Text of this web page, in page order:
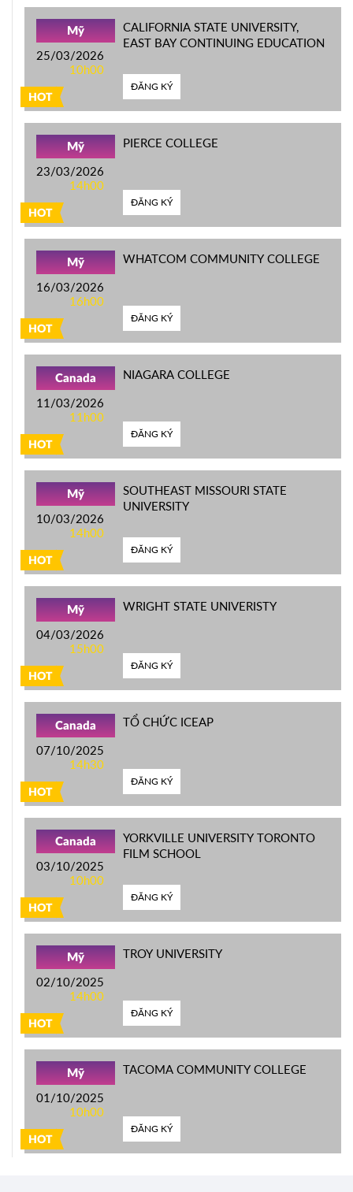
HOT
Mỹ
25/03/2026
10h00
CALIFORNIA STATE UNIVERSITY,
EAST BAY CONTINUING EDUCATION
ĐĂNG KÝ
HOT
Mỹ
23/03/2026
14h00
PIERCE COLLEGE
ĐĂNG KÝ
HOT
Mỹ
16/03/2026
16h00
WHATCOM COMMUNITY COLLEGE
ĐĂNG KÝ
HOT
Canada
11/03/2026
11h00
NIAGARA COLLEGE
ĐĂNG KÝ
HOT
Mỹ
10/03/2026
14h00
SOUTHEAST MISSOURI STATE
UNIVERSITY
ĐĂNG KÝ
HOT
Mỹ
04/03/2026
15h00
WRIGHT STATE UNIVERISTY
ĐĂNG KÝ
HOT
Canada
07/10/2025
14h30
TỔ CHỨC ICEAP
ĐĂNG KÝ
HOT
Canada
03/10/2025
10h00
YORKVILLE UNIVERSITY TORONTO
FILM SCHOOL
ĐĂNG KÝ
HOT
Mỹ
02/10/2025
14h00
TROY UNIVERSITY
ĐĂNG KÝ
HOT
Mỹ
01/10/2025
10h00
TACOMA COMMUNITY COLLEGE
ĐĂNG KÝ